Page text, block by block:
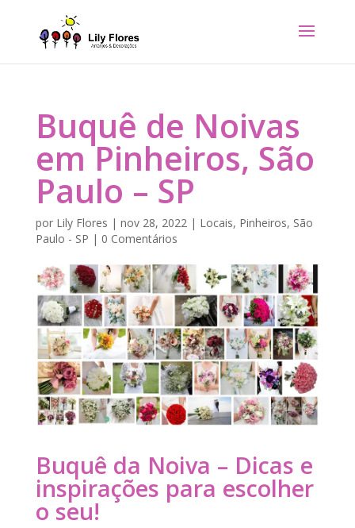
Buquê de Noivas
em Pinheiros, São
Paulo – SP
por Lily Flores | nov 28, 2022| Locais, Pinheiros, São
Paulo - SP | 0 Comentários
Buquê da Noiva – Dicas e
inspirações para escolher
o seu!